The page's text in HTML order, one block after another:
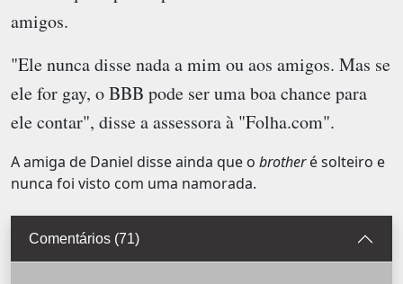
amigos.
"Ele nunca disse nada a mim ou aos amigos. Mas se
ele for gay, o BBB pode ser uma boa chance para
ele contar", disse a assessora à "Folha.com".
A amiga de Daniel disse ainda que o brotheré solteiro e
nunca foi visto com uma namorada.
Comentários (71)